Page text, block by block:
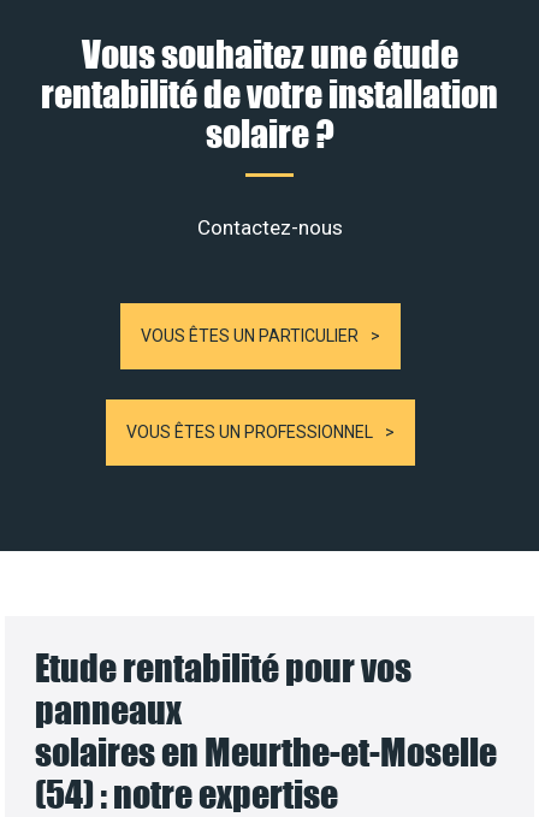
Vous souhaitez une étude
rentabilité de votre installation
solaire ?
Contactez-nous
VOUS ÊTES UN PARTICULIER
VOUS ÊTES UN PROFESSIONNEL
Etude rentabilité pour vos
panneaux
solaires en Meurthe-et-Moselle
(54) : notre expertise